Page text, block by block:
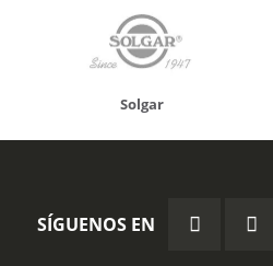
Solgar
SÍGUENOS EN